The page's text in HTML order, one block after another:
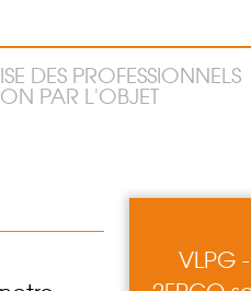
DES PROFESSIONNELS
PAR L'OBJET
VLPG